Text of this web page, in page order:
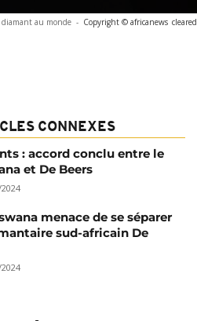
diamant au monde - Copyright © africanews cleared
CONNEXES
: accord conclu entre le
et De Beers
menace de se séparer
sud-africain De